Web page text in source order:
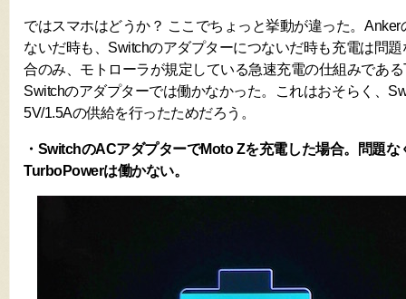
ではスマホはどうか？ ここでちょっと挙動が違った。
ないだ時も、Switchのアダプターにつないだ時も充電は問
合のみ、モトローラが規定している急速充電の仕組みであ
Switchのアダプターでは働かなかった。これはおそらく、
5V/1.5Aの供給を行ったためだろう。
・SwitchのACアダプターでMoto Zを充電した場合。問題な
TurboPowerは働かない。